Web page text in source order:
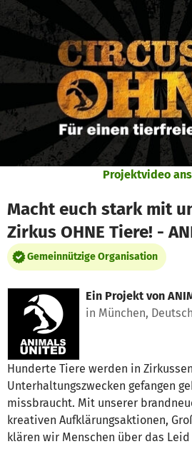
Zum Hauptinhalt springen
Erklärung zur Barrierefreiheit
Projektvideo
Macht euch stark mit
Zirkus OHNE Tiere! -
Gemeinnützige Organisation
Ein Projekt von
in München,
Hunderte Tiere werden in
Unterhaltungszwecken gefangen
missbraucht. Mit unserer
kreativen Aufklärungsaktionen,
klären wir Menschen über das